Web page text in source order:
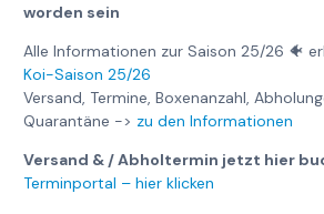
worden sein
Alle Informationen zur Saison 25/26 🐠
Koi-Saison 25/26
Versand, Termine, Boxenanzahl,
Quarantäne -> zu den Informationen
Versand & / Abholtermin jetzt hier
Terminportal – hier klicken